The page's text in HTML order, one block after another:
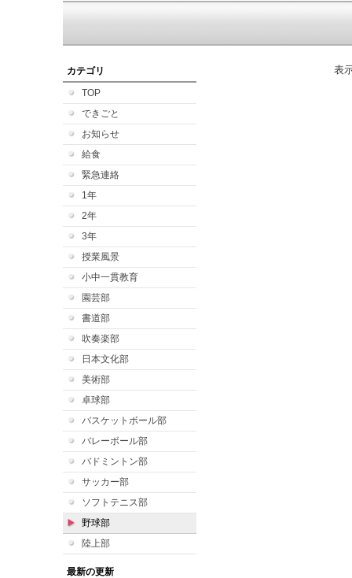
カテゴリ
TOP
できごと
お知らせ
給食
緊急連絡
1年
2年
3年
授業風景
小中一貫教育
園芸部
書道部
吹奏楽部
日本文化部
美術部
卓球部
バスケットボール部
バレーボール部
バドミントン部
サッカー部
ソフトテニス部
野球部
陸上部
最新の更新
表